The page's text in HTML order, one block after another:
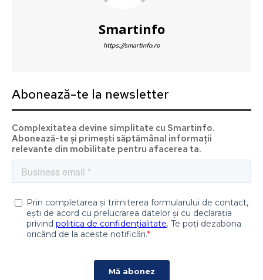
Smartinfo
https://smartinfo.ro
Abonează-te la newsletter
Complexitatea devine simplitate cu Smartinfo.
Abonează-te și primești săptămânal informații
relevante din mobilitate pentru afacerea ta.